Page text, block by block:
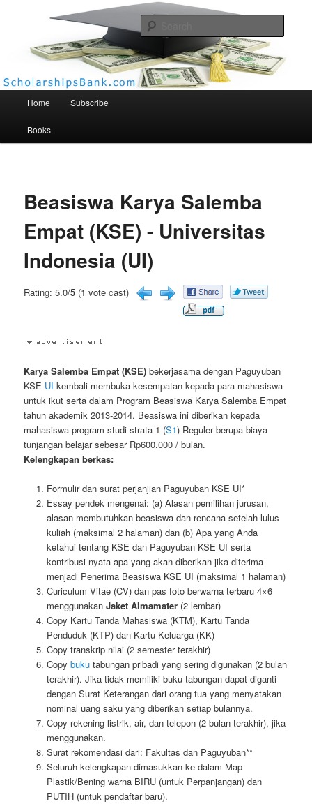
Scholarships Bank
Home Subscribe
Books
Beasiswa Karya Salemba
Empat (KSE) - Universitas
Indonesia (UI)
Rating: 5.0/5 (1 vote cast)
Karya Salemba Empat (KSE) bekerjasama dengan Paguyuban
KSE UI kembali membuka kesempatan kepada para mahasiswa
untuk ikut serta dalam Program Beasiswa Karya Salemba Empat
tahun akademik 2013-2014. Beasiswa ini diberikan kepada
mahasiswa program studi strata 1 (S1) Reguler berupa biaya
tunjangan belajar sebesar Rp600.000 / bulan.
Kelengkapan berkas:
Formulir dan surat perjanjian Paguyuban KSE UI*
Essay pendek mengenai: (a) Alasan pemilihan jurusan,
alasan membutuhkan beasiswa dan rencana setelah lulus
kuliah (maksimal 2 halaman) dan (b) Apa yang Anda
ketahui tentang KSE dan Paguyuban KSE UI serta
kontribusi nyata apa yang akan diberikan jika diterima
menjadi Penerima Beasiswa KSE UI (maksimal 1 halaman)
Curiculum Vitae (CV) dan pas foto berwarna terbaru 4×6
menggunakan Jaket Almamater(2 lembar)
Copy Kartu Tanda Mahasiswa (KTM), Kartu Tanda
Penduduk (KTP) dan Kartu Keluarga (KK)
Copy transkrip nilai (2 semester terakhir)
Copy bukutabungan pribadi yang sering digunakan (2 bulan
terakhir). Jika tidak memiliki buku tabungan dapat diganti
dengan Surat Keterangan dari orang tua yang menyatakan
nominal uang saku yang diberikan setiap bulannya.
Copy rekening listrik, air, dan telepon (2 bulan terakhir), jika
menggunakan.
Surat rekomendasi dari: Fakultas dan Paguyuban**
Seluruh kelengkapan dimasukkan ke dalam Map
Plastik/Bening warna BIRU (untuk Perpanjangan) dan
PUTIH (untuk pendaftar baru).